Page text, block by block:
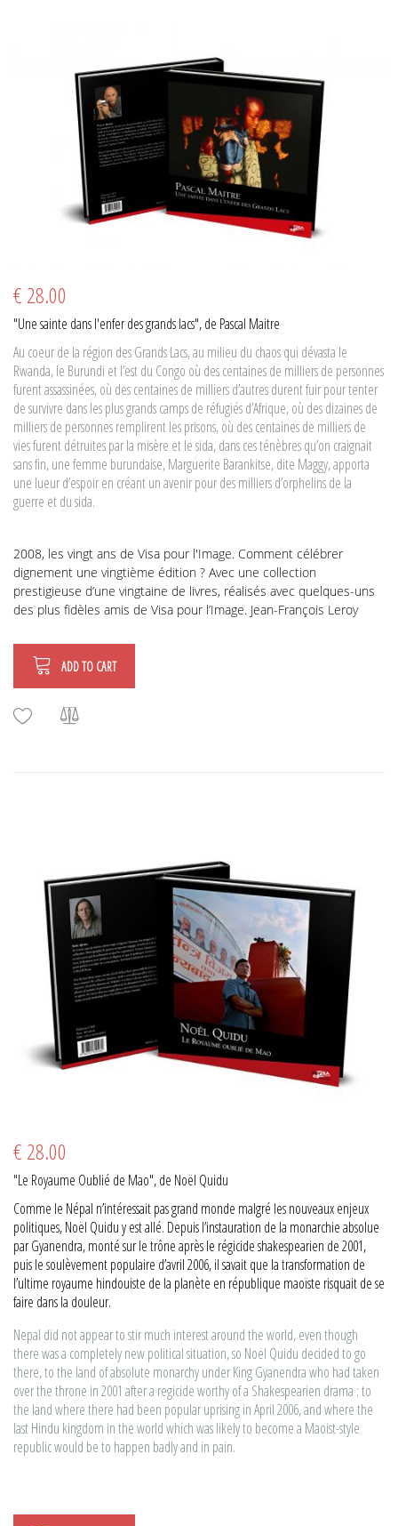
€ 28.00
"Une sainte dans l'enfer des grands lacs", de Pascal Maitre
Au coeur de la région des Grands Lacs, au milieu du chaos qui dévasta le
Rwanda, le Burundi et l’est du Congo où des centaines de milliers de personnes
furent assassinées, où des centaines de milliers d’autres durent fuir pour tenter
de survivre dans les plus grands camps de réfugiés d’Afrique, où des dizaines de
milliers de personnes remplirent les prisons, où des centaines de milliers de
vies furent détruites par la misère et le sida, dans ces ténèbres qu’on craignait
sans fin, une femme burundaise, Marguerite Barankitse, dite Maggy, apporta
une lueur d’espoir en créant un avenir pour des milliers d’orphelins de la
guerre et du sida.
2008, les vingt ans de Visa pour l'Image. Comment célébrer
dignement une vingtième édition ? Avec une collection
prestigieuse d’une vingtaine de livres, réalisés avec quelques-uns
des plus fidèles amis de Visa pour l’Image. Jean-François Leroy
ADD TO CART
€ 28.00
"Le Royaume Oublié de Mao", de Noël Quidu
Comme le Népal n’intéressait pas grand monde malgré les nouveaux enjeux
politiques, Noël Quidu y est allé. Depuis l’instauration de la monarchie absolue
par Gyanendra, monté sur le trône après le régicide shakespearien de 2001,
puis le soulèvement populaire d’avril 2006, il savait que la transformation de
l’ultime royaume hindouiste de la planète en république maoïste risquait de se
faire dans la douleur.
Nepal did not appear to stir much interest around the world, even though
there was a completely new political situation, so Noël Quidu decided to go
there, to the land of absolute monarchy under King Gyanendra who had taken
over the throne in 2001 after a regicide worthy of a Shakespearien drama ; to
the land where there had been popular uprising in April 2006, and where the
last Hindu kingdom in the world which was likely to become a Maoist-style
republic would be to happen badly and in pain.